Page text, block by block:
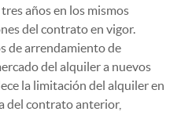
años en los mismos
del contrato en vigor.
de arrendamiento de
del alquiler a nuevos
la limitación del alquiler en
del contrato anterior,